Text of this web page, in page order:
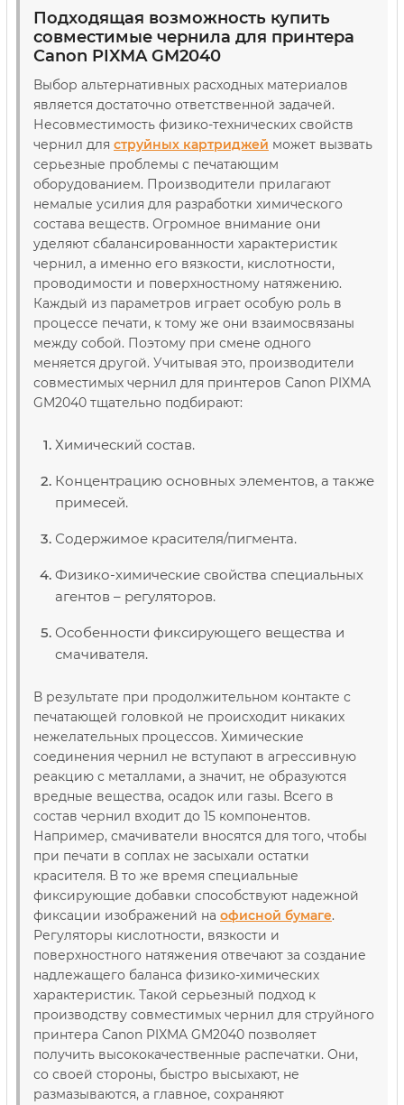
Подходящая возможность купить
совместимые чернила для принтера
Canon PIXMA GM2040
Выбор альтернативных расходных материалов
является достаточно ответственной задачей.
Несовместимость физико-технических свойств
чернил для струйных картриджей может вызвать
серьезные проблемы с печатающим
оборудованием. Производители прилагают
немалые усилия для разработки химического
состава веществ. Огромное внимание они
уделяют сбалансированности характеристик
чернил, а именно его вязкости, кислотности,
проводимости и поверхностному натяжению.
Каждый из параметров играет особую роль в
процессе печати, к тому же они взаимосвязаны
между собой. Поэтому при смене одного
меняется другой. Учитывая это, производители
совместимых чернил для принтеров Canon PIXMA
GM2040 тщательно подбирают:
Химический состав.
Концентрацию основных элементов, а также
примесей.
Содержимое красителя/пигмента.
Физико-химические свойства специальных
агентов – регуляторов.
Особенности фиксирующего вещества и
смачивателя.
В результате при продолжительном контакте с
печатающей головкой не происходит никаких
нежелательных процессов. Химические
соединения чернил не вступают в агрессивную
реакцию с металлами, а значит, не образуются
вредные вещества, осадок или газы. Всего в
состав чернил входит до 15 компонентов.
Например, смачиватели вносятся для того, чтобы
при печати в соплах не засыхали остатки
красителя. В то же время специальные
фиксирующие добавки способствуют надежной
фиксации изображений на офисной бумаге.
Регуляторы кислотности, вязкости и
поверхностного натяжения отвечают за создание
надлежащего баланса физико-химических
характеристик. Такой серьезный подход к
производству совместимых чернил для струйного
принтера Canon PIXMA GM2040 позволяет
получить высококачественные распечатки. Они,
со своей стороны, быстро высыхают, не
размазываются, а главное, сохраняют